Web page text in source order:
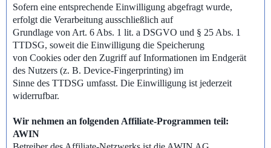
Sofern eine entsprechende Einwilligung abgefragt wurde,
erfolgt die Verarbeitung ausschließlich auf
Grundlage von Art. 6 Abs. 1 lit. a DSGVO und § 25 Abs. 1
TTDSG, soweit die Einwilligung die Speicherung
von Cookies oder den Zugriff auf Informationen im Endgerät
des Nutzers (z. B. Device-Fingerprinting) im
Sinne des TTDSG umfasst. Die Einwilligung ist jederzeit
widerrufbar.
Wir nehmen an folgenden Affiliate-Programmen teil:
AWIN